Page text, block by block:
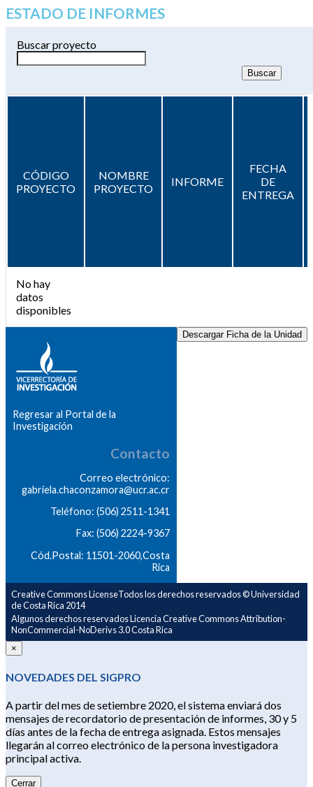
ESTADO DE INFORMES
Buscar proyecto
CÓDIGO
PROYECTO
NOMBRE
PROYECTO
INFORME
FECHA
DE
ENTREGA
No hay
datos
disponibles
Descargar Ficha de la Unidad
Regresar al Portal de la
Investigación
Contacto
Correo electrónico:
gabriela.chaconzamora@ucr.ac.cr
Teléfono: (506) 2511-1341
Fax: (506) 2224-9367
Cód.Postal: 11501-2060,Costa
Rica
Creative Commons LicenseTodos los derechos reservados © Universidad
de Costa Rica 2014
Algunos derechos reservados Licencia Creative Commons Attribution-
NonCommercial-NoDerivs 3.0 Costa Rica
×
NOVEDADES DEL SIGPRO
A partir del mes de setiembre 2020, el sistema enviará dos
mensajes de recordatorio de presentación de informes, 30 y 5
días antes de la fecha de entrega asignada. Estos mensajes
llegarán al correo electrónico de la persona investigadora
principal activa.
Cerrar